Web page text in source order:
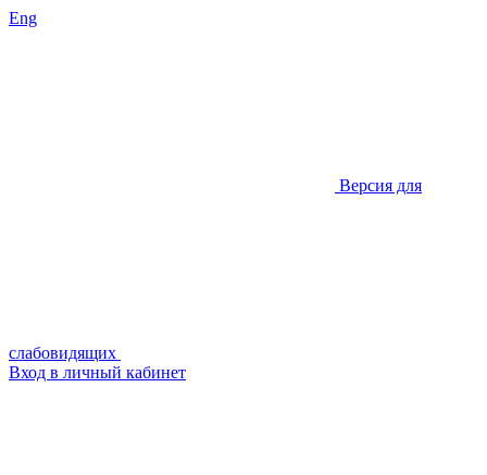
Eng
Версия для
слабовидящих
Вход в личный кабинет